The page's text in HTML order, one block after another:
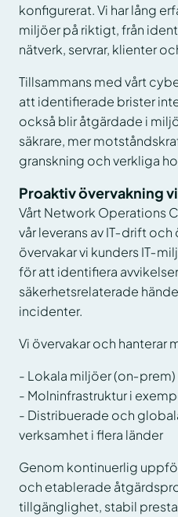
konfigurerat. Vi har lång
miljöer på riktigt, från
nätverk, servrar, klienter
Tillsammans med vårt
att identifierade brister
också blir åtgärdade i
säkrare, mer
granskning och verkliga
Proaktiv övervakning
Vårt Network Operations
vår leverans av IT‑drift
övervakar vi kunders
för att identifiera
säkerhetsrelaterade
incidenter.
Vi övervakar och hanterar
- Lokala miljöer (on‑prem)
- Molninfrastruktur i
- Distribuerade och
verksamhet i flera länder
Genom kontinuerlig
och etablerade
tillgänglighet, stabil